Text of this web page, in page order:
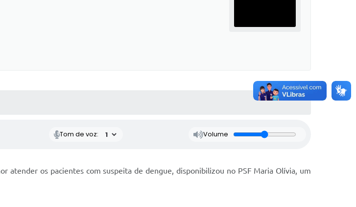
Tom de voz: Volume
atender os pacientes com suspeita de dengue, disponibilizou no PSF Maria Olívia, um